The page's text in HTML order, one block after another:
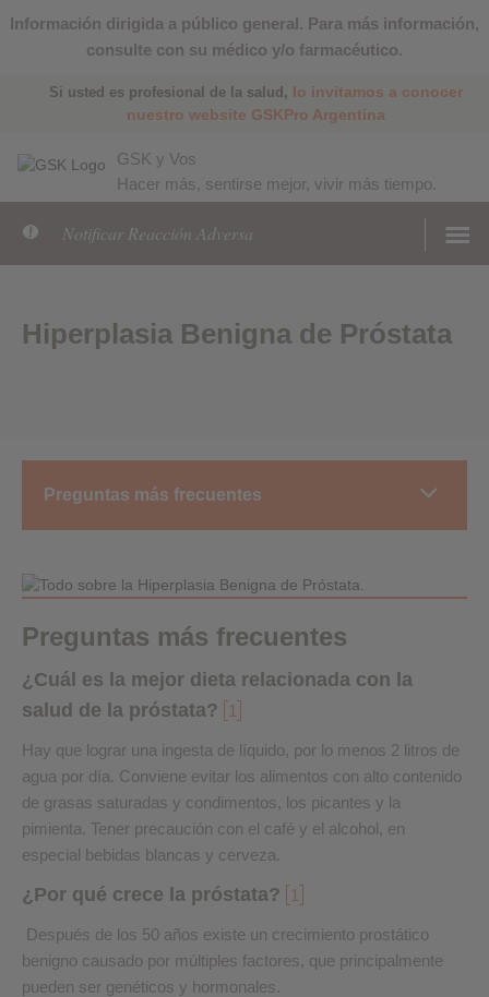
Información dirigida a público general. Para más información,
consulte con su médico y/o farmacéutico.
Si usted es profesional de la salud, lo invitamos a conocer
nuestro website GSKPro Argentina
GSK y Vos
Hacer más, sentirse mejor, vivir más tiempo.
Notificar Reacción Adversa
Hiperplasia Benigna de Próstata
Preguntas más frecuentes
Preguntas más frecuentes
¿Cuál es la mejor dieta relacionada con la
salud de la próstata?
1
Hay que lograr una ingesta de líquido, por lo menos 2 litros de
agua por día. Conviene evitar los alimentos con alto contenido
de grasas saturadas y condimentos, los picantes y la
pimienta. Tener precaución con el café y el alcohol, en
especial bebidas blancas y cerveza.
¿Por qué crece la próstata? 1
Después de los 50 años existe un crecimiento prostático
benigno causado por múltiples factores, que principalmente
pueden ser genéticos y hormonales.